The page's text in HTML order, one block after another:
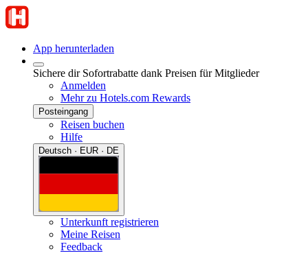
App herunterladen
Sichere dir Sofortrabatte dank Preisen für Mitglieder
Anmelden
Mehr zu Hotels.com Rewards
Posteingang
Reisen buchen
Hilfe
Deutsch · EUR · DE
Unterkunft registrieren
Meine Reisen
Feedback